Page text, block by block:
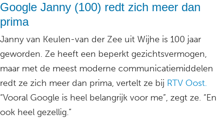
Google Janny (100) redt zich meer dan
prima
Janny van Keulen-van der Zee uit Wijhe is 100 jaar
geworden. Ze heeft een beperkt gezichtsvermogen,
maar met de meest moderne communicatiemiddelen
redt ze zich meer dan prima, vertelt ze bij RTV Oost.
“Vooral Google is heel belangrijk voor me”, zegt ze. “En
ook heel gezellig.”